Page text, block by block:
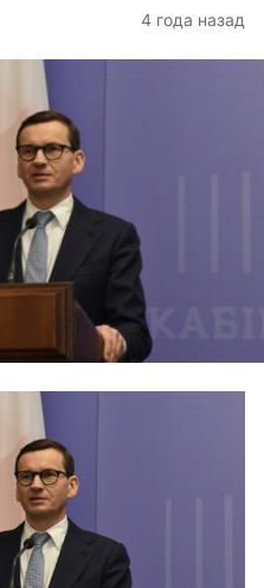
4 года назад